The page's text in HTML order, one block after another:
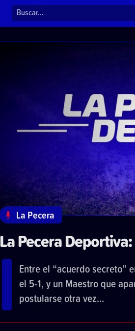
La Pecera
La Pecera
Entre el “acuerdo secreto”
el 5-1, y un Maestro que
postularse otra vez...